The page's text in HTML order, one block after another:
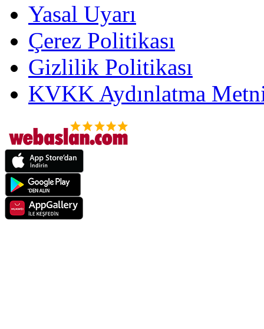
Yasal Uyarı
Çerez Politikası
Gizlilik Politikası
KVKK Aydınlatma